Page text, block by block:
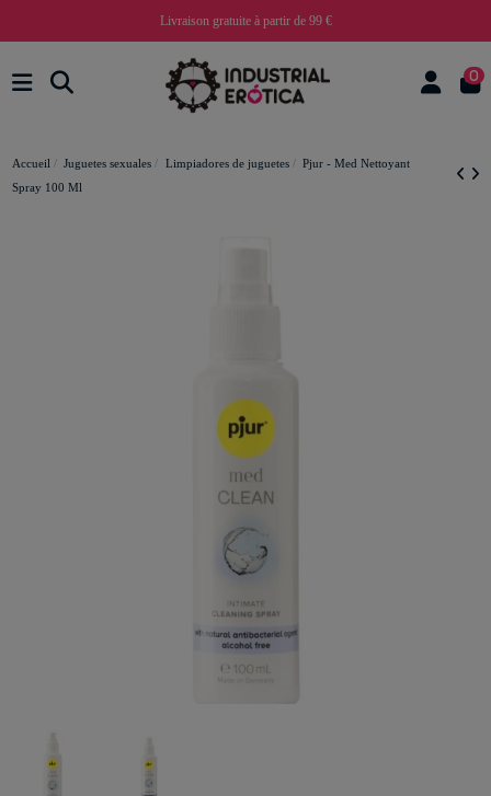
Livraison gratuite à partir de 99 €
0
Accueil Juguetes sexuales Limpiadores de juguetes
Pjur - Med Nettoyant
Spray 100 Ml